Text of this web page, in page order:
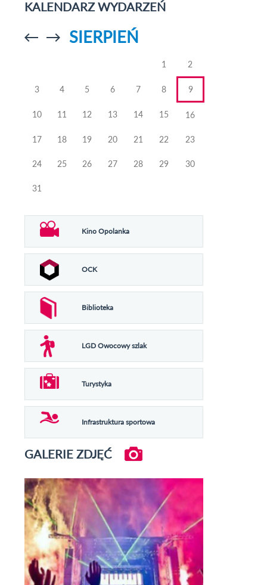
KALENDARZ WYDARZEŃ
Przejdź doPrzejdź do
SIERPIEŃ
1 2
3 4 5 6 7 8 9
10 11 12 13 14 15 16
17 18 19 20 21 22 23
24 25 26 27 28 29 30
31
Kino Opolanka
OCK
Biblioteka
LGD Owocowy szlak
Turystyka
Infrastruktura sportowa
GALERIE ZDJĘĆ